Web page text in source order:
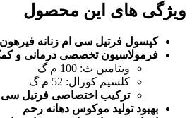
ویژگی های این محصول
کپسول فرتیل سی ام زنانه فیرهون
فرمولاسیون تخصصی درمانی و
ویتامین ث: 100 م گ
کلسیم کورال: 52 م گ
ترکیب اختصاصی فرتیل سی
بهبود تولید موکوس دهانه رحم